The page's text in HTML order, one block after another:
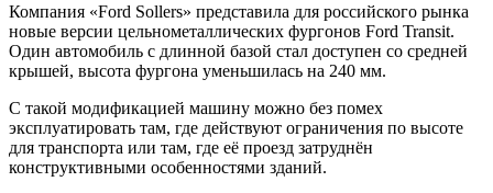
Компания «Ford Sollers» представила для российского рынка
новые версии цельнометаллических фургонов Ford Transit.
Один автомобиль с длинной базой стал доступен со средней
крышей, высота фургона уменьшилась на 240 мм.
С такой модификацией машину можно без помех
эксплуатировать там, где действуют ограничения по высоте
для транспорта или там, где её проезд затруднён
конструктивными особенностями зданий.